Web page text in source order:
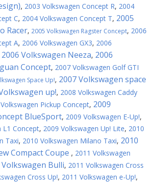
, 2003 Volkswagen Concept R, 2004
C, 2004 Volkswagen Concept T, 2005
Racer, 2005 Volkswagen Ragster Concept, 2006
A, 2006 Volkswagen GX3, 2006
2006 Volkswagen Neeza, 2006
Concept, 2007 Volkswagen Golf GTI
Space Up!, 2007 Volkswagen space
up!, 2008 Volkswagen Caddy
Pickup Concept, 2009
BlueSport, 2009 Volkswagen E-Up!,
L1 Concept, 2009 Volkswagen Up! Lite, 2010
Taxi, 2010 Volkswagen Milano Taxi, 2010
Compact Coupe , 2011 Volkswagen
Volkswagen Bulli, 2011 Volkswagen Cross
Cross Up!, 2011 Volkswagen e-Up!,